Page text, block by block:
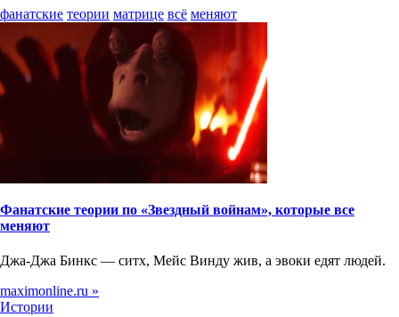
фанатские теории матрице всё меняют
Фанатские теории по «Звездный войнам», которые все
меняют
Джа-Джа Бинкс — ситх, Мейс Винду жив, а эвоки едят людей.
maximonline.ru »
Истории